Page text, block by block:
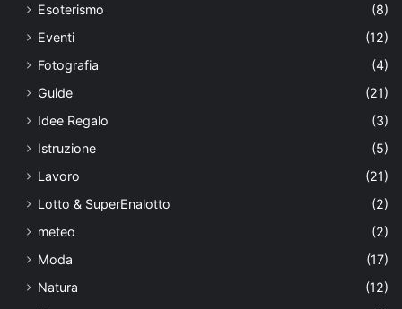
Esoterismo
(8)
Eventi
(12)
Fotografia
(4)
Guide
(21)
Idee Regalo
(3)
Istruzione
(5)
Lavoro
(21)
Lotto & SuperEnalotto
(2)
meteo
(2)
Moda
(17)
Natura
(12)